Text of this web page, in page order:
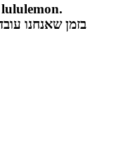
אנו מרעננים את חוויית הקנייה באתר lululemon.
בזמן שאנחנו